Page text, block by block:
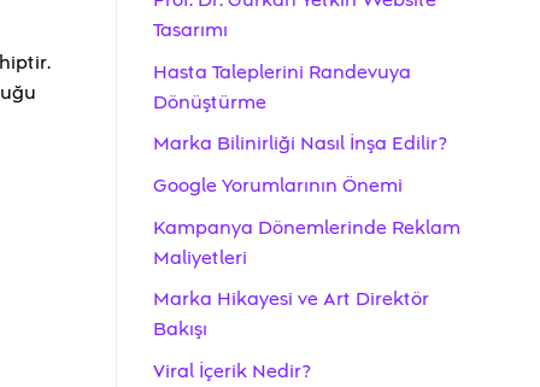
Tasarımı
Hasta Taleplerini Randevuya
Dönüştürme
Marka Bilinirliği Nasıl İnşa Edilir?
Google Yorumlarının Önemi
Kampanya Dönemlerinde Reklam
Maliyetleri
Marka Hikayesi ve Art Direktör
Bakışı
Viral İçerik Nedir?